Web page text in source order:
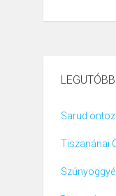
Sarud
Tiszanánai